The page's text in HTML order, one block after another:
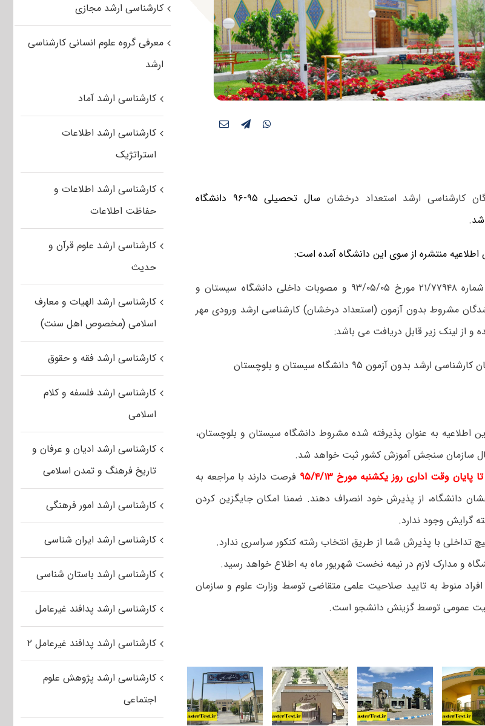
کارشناسی ارشد استعداد درخشان
سال تحصیلی ۹۵-۹۶ دانشگاه
.
منتشره از سوی این دانشگاه آمده است:
مطابق با آیین نامه وزارتی شماره ۲۱/۷۷۹۴۸ مورخ ۹۳/۰۵/۰۵ و مصوبات داخلی دانشگاه سیستان و
مشروط بدون آزمون (استعداد درخشان) کارشناسی ارشد ورودی مهر
بدون آزمون ۹۵ دانشگاه سیستان و بلوچستان
اطلاعیه به عنوان پذیرفته شده مشروط دانشگاه سیستان و بلوچستان،
سازمان سنجش آموزش کشور ثبت خواهد شد.
تا پایان وقت اداری روز یکشنبه مورخ ۹۵/۴/۱۳
فرصت دارند با مراجعه به
دانشگاه، از پذیرش خود انصراف دهند. ضمنا امکان جایگزین کردن
گرایش وجود ندارد.
تداخلی با پذیرش شما از طریق انتخاب رشته کنکور سراسری ندارد.
و مدارک لازم در نیمه نخست شهریور ماه به اطلاع خواهد رسید.
منوط به تایید صلاحیت علمی متقاضی توسط وزارت علوم و سازمان
عمومی توسط گزینش دانشجو است.
کارشناسی ارشد مجازی
معرفی گروه علوم انسانی کارشناسی
ارشد
کارشناسی ارشد آماد
کارشناسی ارشد اطلاعات
استراتژیک
کارشناسی ارشد اطلاعات و
حفاظت اطلاعات
کارشناسی ارشد علوم قرآن و
حدیث
کارشناسی ارشد الهیات و معارف
اسلامی (مخصوص اهل سنت)
کارشناسی ارشد فقه و حقوق
کارشناسی ارشد فلسفه و کلام
اسلامی
کارشناسی ارشد ادیان و عرفان و
تاریخ فرهنگ و تمدن اسلامی
کارشناسی ارشد امور فرهنگی
کارشناسی ارشد ایران شناسی
کارشناسی ارشد باستان شناسی
کارشناسی ارشد پدافند غیرعامل
کارشناسی ارشد پدافند غیرعامل ۲
کارشناسی ارشد پژوهش علوم
اجتماعی